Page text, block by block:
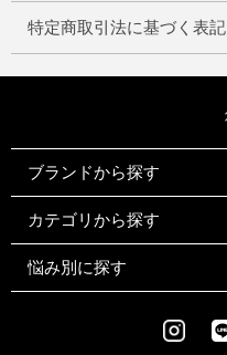
特定商取引法に基づく表記
ブランドから探す
カテゴリから探す
悩み別に探す